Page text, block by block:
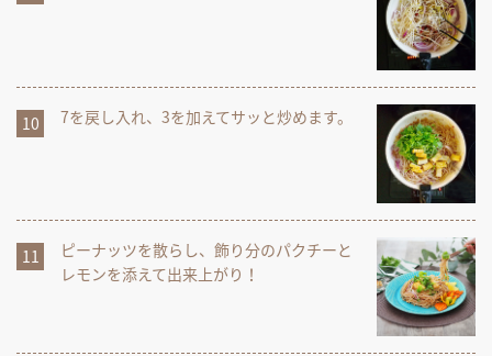
7を戻し入れ、3を加えてサッと炒めます。
ピーナッツを散らし、飾り分のパクチーと
レモンを添えて出来上がり！